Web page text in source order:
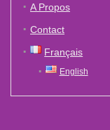
A Propos
Contact
Français
English